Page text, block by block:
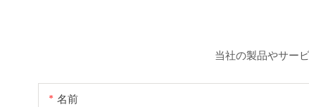
当社の製品やサー
名前